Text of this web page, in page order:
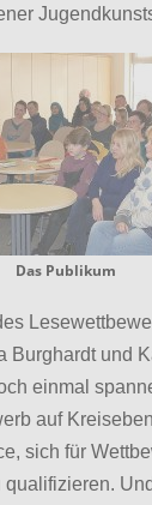
Das Publikum
Burghardt und
einmal
auf
sich für